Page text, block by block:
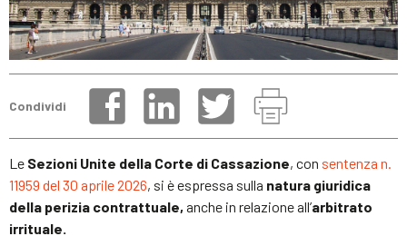
Condividi
Le Sezioni Unite della Corte di Cassazione, con sentenza n.
11959 del 30 aprile 2026, si è espressa sulla natura giuridica
della perizia contrattuale, anche in relazione all’arbitrato
irrituale.